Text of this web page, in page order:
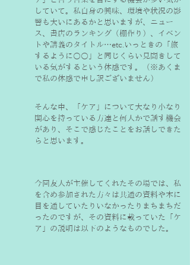
していて。私自身の興味、環境や状況の影
響も大いにあるかと思いますが、ニュー
ス、書店のランキング（棚作り）、イベン
トや講義のタイトル…etc.いっときの「旅
するように○○」と同じくらい見聞きして
いる気がするという体感です。（※あくま
で私の体感で申し訳ございません）
そんな中、「ケア」について大なり小なり
関心を持っている方達と何人かで話す機会
があり、そこで感じたことをお話しできた
らと思います。
今回友人が主催してくれたその場では、私
を含め参加された方々は共通の資料や本に
目を通していたりいなかったりまちまちだ
ったのですが、その資料に載っていた「ケ
ア」の説明は以下のようなものでした。